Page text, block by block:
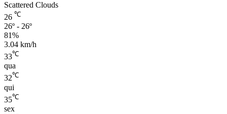
Scattered Clouds
26 ℃
26º - 26º
81%
3.04 km/h
33℃
qua
32℃
qui
35℃
sex